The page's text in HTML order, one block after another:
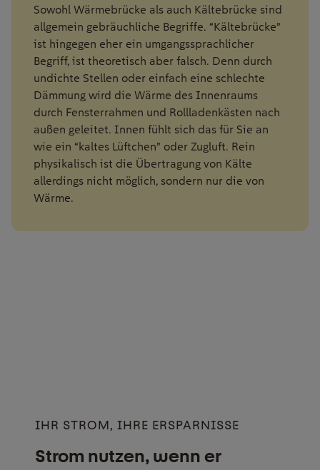
Sowohl Wärmebrücke als auch Kältebrücke sind
allgemein gebräuchliche Begriffe. “Kältebrücke”
ist hingegen eher ein umgangssprachlicher
Begriff, ist theoretisch aber falsch. Denn durch
undichte Stellen oder einfach eine schlechte
Dämmung wird die Wärme des Innenraums
durch Fensterrahmen und Rollladenkästen nach
außen geleitet. Innen fühlt sich das für Sie an
wie ein “kaltes Lüftchen” oder Zugluft. Rein
physikalisch ist die Übertragung von Kälte
allerdings nicht möglich, sondern nur die von
Wärme.
IHR STROM, IHRE ERSPARNISSE
Strom nutzen, wenn er